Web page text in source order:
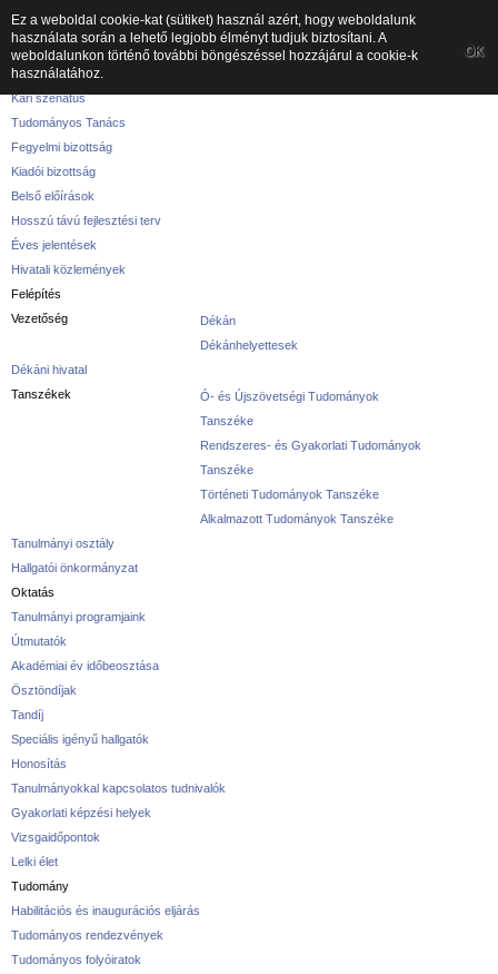
A kar
A karról
Kari szenátus
Tudományos Tanács
Fegyelmi bizottság
Kiadói bizottság
Belső előírások
Hosszú távú fejlesztési terv
Éves jelentések
Hivatali közlemények
Felépítés
Vezetőség
Dékán
Dékánhelyettesek
Dékáni hivatal
Tanszékek
Ó- és Újszövetségi Tudományok
Tanszéke
Rendszeres- és Gyakorlati Tudományok
Tanszéke
Történeti Tudományok Tanszéke
Alkalmazott Tudományok Tanszéke
Tanulmányi osztály
Hallgatói önkormányzat
Oktatás
Tanulmányi programjaink
Útmutatók
Akadémiai év időbeosztása
Ösztöndíjak
Tandíj
Speciális igényű hallgatók
Honosítás
Tanulmányokkal kapcsolatos tudnivalók
Gyakorlati képzési helyek
Vizsgaidőpontok
Lelki élet
Tudomány
Habilitációs és inaugurációs eljárás
Tudományos rendezvények
Tudományos folyóiratok
Ez a weboldal cookie-kat (sütiket) használ azért, hogy weboldalunk
használata során a lehető legjobb élményt tudjuk biztosítani. A
weboldalunkon történő további böngészéssel hozzájárul a cookie-k
használatához.
OK